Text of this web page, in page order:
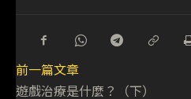
前一篇文章
遊戲治療是什麼？（下）